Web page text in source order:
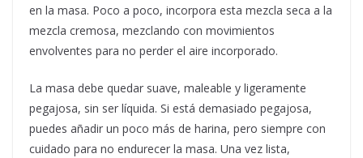
en la masa. Poco a poco, incorpora esta mezcla seca a la
mezcla cremosa, mezclando con movimientos
envolventes para no perder el aire incorporado.
La masa debe quedar suave, maleable y ligeramente
pegajosa, sin ser líquida. Si está demasiado pegajosa,
puedes añadir un poco más de harina, pero siempre con
cuidado para no endurecer la masa. Una vez lista,